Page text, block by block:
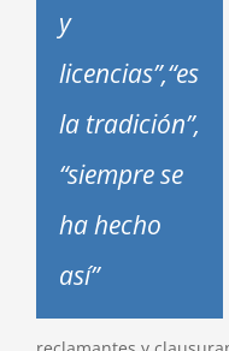
y
licencias”,“es
la tradición”,
“siempre se
ha hecho
así”